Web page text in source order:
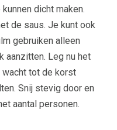
dicht maken.
de saus. Je kunt ook
gebruiken alleen
aanzitten. Leg nu het
wacht tot de korst
Snij stevig door en
aantal personen.